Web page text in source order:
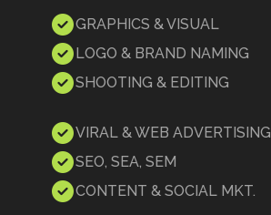
GRAPHICS & VISUAL
LOGO & BRAND NAMING
SHOOTING & EDITING
VIRAL & WEB ADVERTISING
SEO, SEA, SEM
CONTENT & SOCIAL MKT.